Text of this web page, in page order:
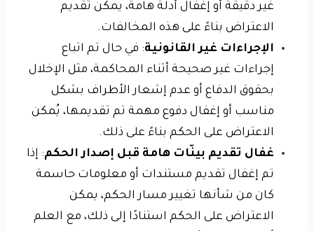
غير دقيقة أو إغفال أدلة هامة، يمكن تقديم
الاعتراض بناءً على هذه المخالفات.
الإجراءات غير القانونية: في حال تم اتباع
إجراءات غير صحيحة أثناء المحاكمة، مثل الإخلال
بحقوق الدفاع أو عدم إشعار الأطراف بشكل
مناسب أو إغفال دفوع مهمة تم تقديمها، يُمكن
الاعتراض على الحكم بناءً على ذلك.
غفال تقديم بينّات هامة قبل إصدار الحكم: إذا
تم إغفال تقديم مستندات أو معلومات حاسمة
كان من شأنها تغيير مسار الحكم، يمكن
الاعتراض على الحكم استنادًا إلى ذلك، مع العلم